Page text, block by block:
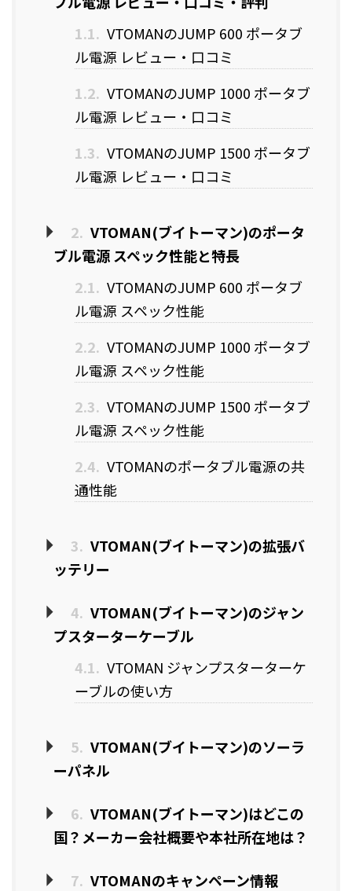
1.1. VTOMANのJUMP 600 ポータブ
ル電源 レビュー・口コミ
1.2. VTOMANのJUMP 1000 ポータブ
ル電源 レビュー・口コミ
1.3. VTOMANのJUMP 1500 ポータブ
ル電源 レビュー・口コミ
2. VTOMAN(ブイトーマン)のポータ
ブル電源 スペック性能と特長
2.1. VTOMANのJUMP 600 ポータブ
ル電源 スペック性能
2.2. VTOMANのJUMP 1000 ポータブ
ル電源 スペック性能
2.3. VTOMANのJUMP 1500 ポータブ
ル電源 スペック性能
2.4. VTOMANのポータブル電源の共
通性能
3. VTOMAN(ブイトーマン)の拡張バ
ッテリー
4. VTOMAN(ブイトーマン)のジャン
プスターターケーブル
4.1. VTOMAN ジャンプスターターケ
ーブルの使い方
5. VTOMAN(ブイトーマン)のソーラ
ーパネル
6. VTOMAN(ブイトーマン)はどこの
国？メーカー会社概要や本社所在地は？
7. VTOMANのキャンペーン情報